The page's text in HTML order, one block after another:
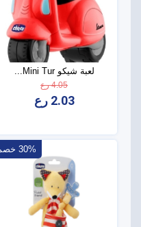
لعبة شيكو Mini Tur...
4.05 رع
2.03 رع
30% خصم